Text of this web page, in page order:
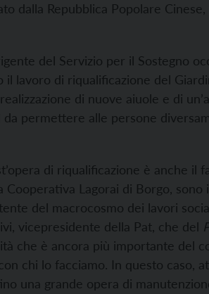
dalla Repubblica Popolare
del Servizio per il Sostegno
il lavoro di riqualificazione del
di nuove aiuole e di
permettere alle persone
di riqualificazione è anche il
Cooperativa Lagorai di Borgo,
del macrocosmo dei lavori
vicepresidente della Pat, che del
che è ancora più importante del
chi lo facciamo. In questo caso,
una grande opera di